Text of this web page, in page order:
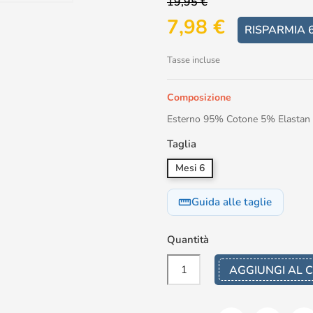
7,98 € RISPARMIA
Tasse incluse
Composizione
Esterno 95% Cotone 5% Elastan
Taglia
Mesi 6
straightenGuida alle taglie
Quantità
AGGIUNGI AL